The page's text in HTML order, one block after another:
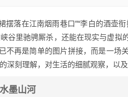
摆落在江南烟雨巷口”“李白的酒壶
里驰骋厮杀，还能在现实与虚拟
不再是简单的图片拼接，而是一场
刻理解，对生活的细腻观察，以及
墨山河